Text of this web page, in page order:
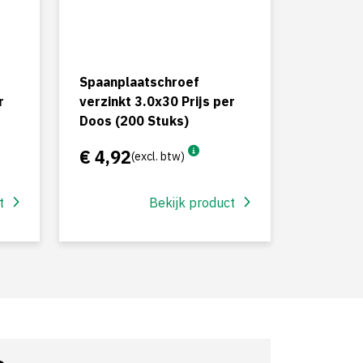
Spaanplaatschroef
verzinkt 3.0x30 Prijs per
Doos (200 Stuks)
€ 4,92(excl. btw)
Bekijk product